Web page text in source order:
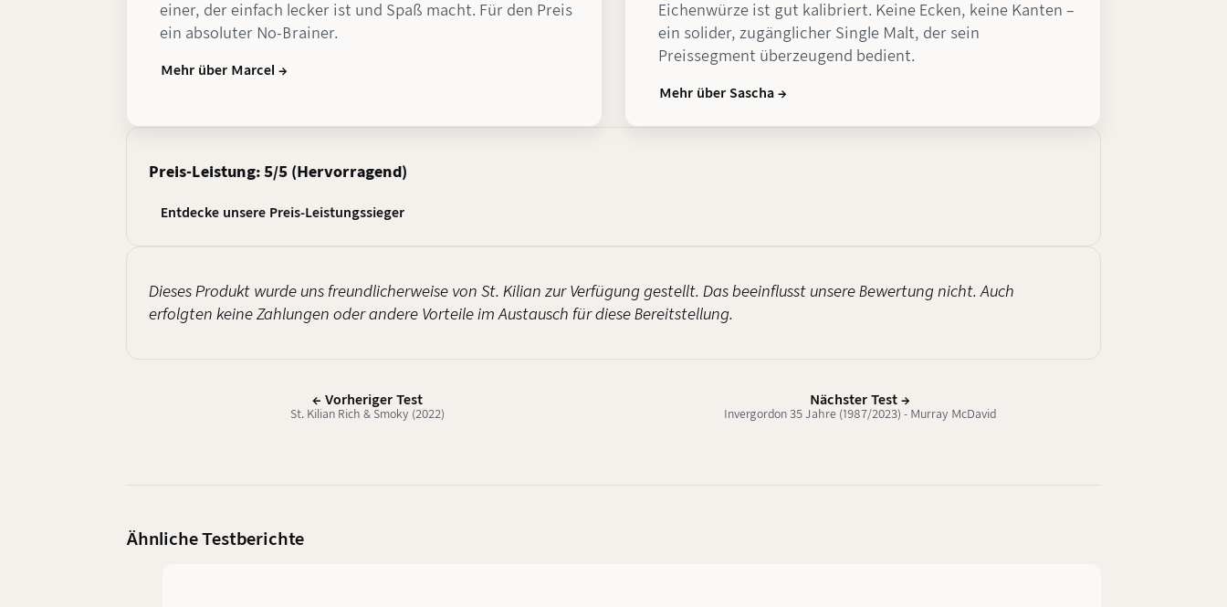
einer, der einfach lecker ist und Spaß macht. Für den Preis
ein absoluter No-Brainer.
Mehr über Marcel →
Eichenwürze ist gut kalibriert. Keine Ecken, keine Kanten –
ein solider, zugänglicher Single Malt, der sein
Preissegment überzeugend bedient.
Mehr über Sascha →
Preis-Leistung: 5/5 (Hervorragend)
Entdecke unsere Preis-Leistungssieger
Dieses Produkt wurde uns freundlicherweise von St. Kilian zur Verfügung gestellt. Das beeinflusst unsere Bewertung nicht. Auch
erfolgten keine Zahlungen oder andere Vorteile im Austausch für diese Bereitstellung.
← Vorheriger Test
St. Kilian Rich & Smoky (2022)
Nächster Test →
Invergordon 35 Jahre (1987/2023) - Murray McDavid
Ähnliche Testberichte